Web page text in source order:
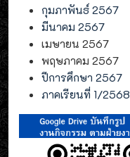
กุมภาพันธ์ 2567
มีนาคม 2567
เมษายน 2567
พฤษภาคม 2567
ปีการศึกษา 2567
ภาคเรียนที่ 1/2568